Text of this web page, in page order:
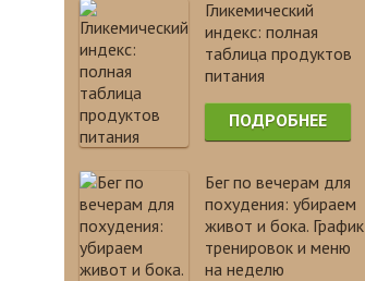
Гликемический
индекс: полная
таблица продуктов
питания
ПОДРОБНЕЕ
Бег по вечерам для
похудения: убираем
живот и бока. График
тренировок и меню
на неделю